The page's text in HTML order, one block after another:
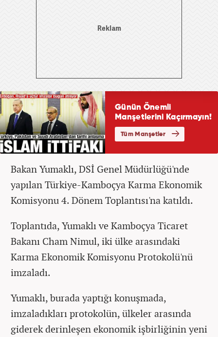
Bakan Yumaklı, DSİ Genel Müdürlüğü'nde
yapılan Türkiye-Kamboçya Karma Ekonomik
Komisyonu 4. Dönem Toplantısı'na katıldı.
Toplantıda, Yumaklı ve Kamboçya Ticaret
Bakanı Cham Nimul, iki ülke arasındaki
Karma Ekonomik Komisyonu Protokolü'nü
imzaladı.
Yumaklı, burada yaptığı konuşmada,
imzaladıkları protokolün, ülkeler arasında
giderek derinleşen ekonomik işbirliğinin yeni